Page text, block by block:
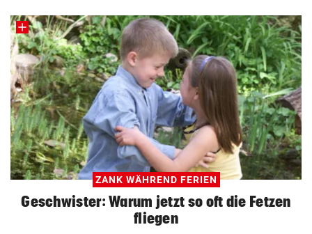
ZANK WÄHREND FERIEN
Geschwister: Warum jetzt so oft die Fetzen
fliegen